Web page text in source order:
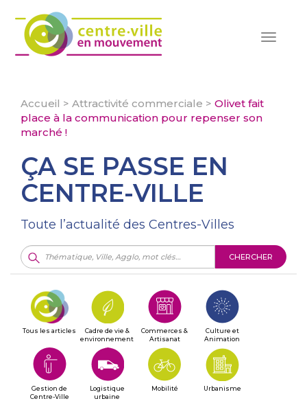
Toggle
Accueil > Attractivité commerciale > Olivet fait
place à la communication pour repenser son
marché !
ÇA SE PASSE EN
CENTRE-VILLE
Toute l’actualité des Centres-Villes
CHERCHER
Tous les articles
Cadre de vie &
environnement
Commerces &
Artisanat
Culture et
Animation
Gestion de
Centre-Ville
Logistique
urbaine
Mobilité Urbanisme